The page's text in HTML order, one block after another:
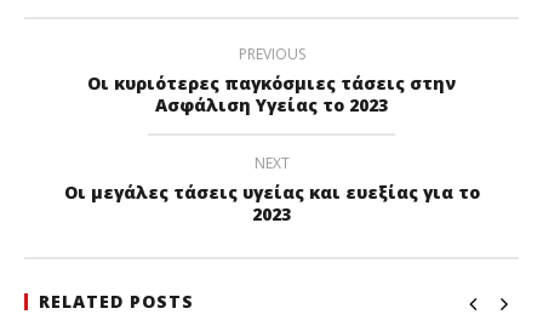
PREVIOUS
Οι κυριότερες παγκόσμιες τάσεις στην
Ασφάλιση Υγείας το 2023
NEXT
Οι μεγάλες τάσεις υγείας και ευεξίας για το
2023
RELATED POSTS